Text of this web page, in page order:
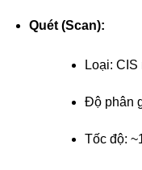
Quét (Scan):
Loại: CIS
Độ phân
Tốc độ: